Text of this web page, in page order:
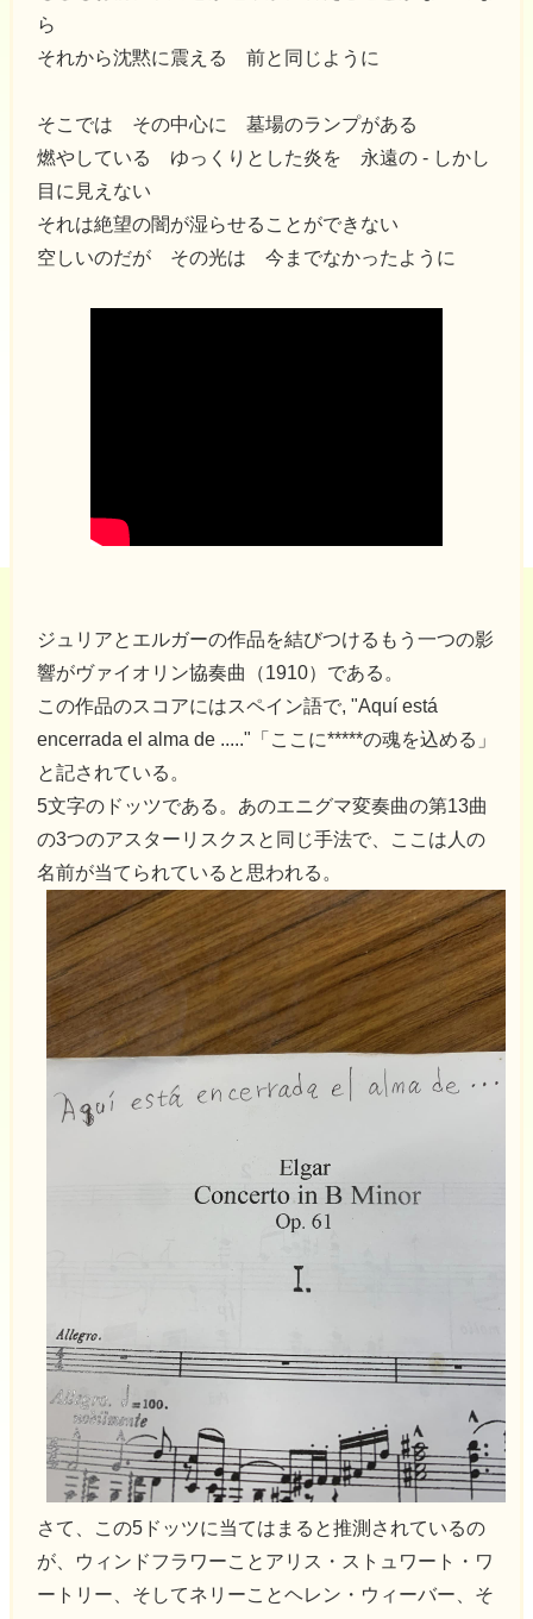
ら
それから沈黙に震える 前と同じように
そこでは その中心に 墓場のランプがある
燃やしている ゆっくりとした炎を 永遠の - しかし
目に見えない
それは絶望の闇が湿らせることができない
空しいのだが その光は 今までなかったように
ジュリアとエルガーの作品を結びつけるもう一つの影
響がヴァイオリン協奏曲（1910）である。
この作品のスコアにはスペイン語で, "Aquí está
encerrada el alma de ....."「ここに*****の魂を込める」
と記されている。
5文字のドッツである。あのエニグマ変奏曲の第13曲
の3つのアスターリスクスと同じ手法で、ここは人の
名前が当てられていると思われる。
さて、この5ドッツに当てはまると推測されているの
が、ウィンドフラワーことアリス・ストュワート・ワ
ートリー、そしてネリーことヘレン・ウィーバー、そ